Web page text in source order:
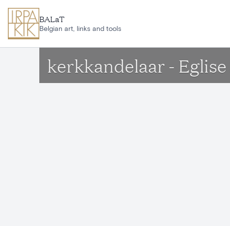
BALaT
Belgian art, links and tools
kerkkandelaar -